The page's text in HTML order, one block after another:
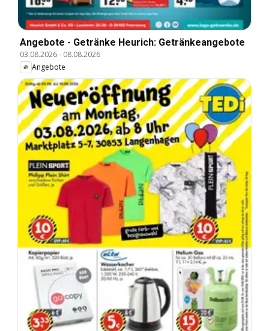
Angebote - Getränke Heurich: Getränkeangebote
03.08.2026- 08.08.2026
Angebote